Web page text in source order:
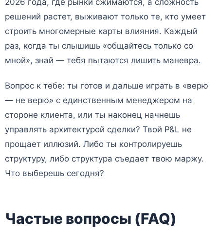
2026 года, где рынки сжимаются, а сложность
решений растет, выживают только те, кто умеет
строить многомерные карты влияния. Каждый
раз, когда ты слышишь «общайтесь только со
мной», знай — тебя пытаются лишить маневра.
Вопрос к тебе: ты готов и дальше играть в «верю
— не верю» с единственным менеджером на
стороне клиента, или ты наконец начнешь
управлять архитектурой сделки? Твой P&L не
прощает иллюзий. Либо ты контролируешь
структуру, либо структура съедает твою маржу.
Что выберешь сегодня?
Частые вопросы (FAQ)